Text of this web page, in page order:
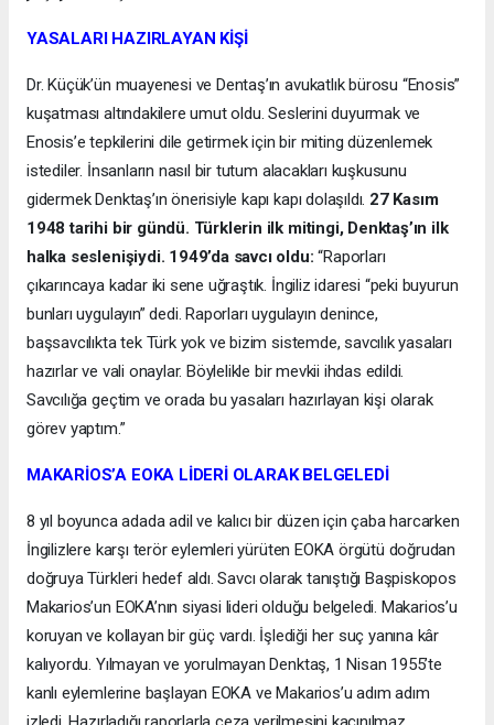
YASALARI HAZIRLAYAN KİŞİ
Dr. Küçük’ün muayenesi ve Dentaş’ın avukatlık bürosu “Enosis”
kuşatması altındakilere umut oldu. Seslerini duyurmak ve
Enosis’e tepkilerini dile getirmek için bir miting düzenlemek
istediler. İnsanların nasıl bir tutum alacakları kuşkusunu
gidermek Denktaş’ın önerisiyle kapı kapı dolaşıldı. 27 Kasım
1948 tarihi bir gündü. Türklerin ilk mitingi, Denktaş’ın ilk
halka seslenişiydi. 1949’da savcı oldu:“Raporları
çıkarıncaya kadar iki sene uğraştık. İngiliz idaresi “peki buyurun
bunları uygulayın” dedi. Raporları uygulayın denince,
başsavcılıkta tek Türk yok ve bizim sistemde, savcılık yasaları
hazırlar ve vali onaylar. Böylelikle bir mevkii ihdas edildi.
Savcılığa geçtim ve orada bu yasaları hazırlayan kişi olarak
görev yaptım.”
MAKARİOS’A EOKA LİDERİ OLARAK BELGELEDİ
8 yıl boyunca adada adil ve kalıcı bir düzen için çaba harcarken
İngilizlere karşı terör eylemleri yürüten EOKA örgütü doğrudan
doğruya Türkleri hedef aldı. Savcı olarak tanıştığı Başpiskopos
Makarios’un EOKA’nın siyasi lideri olduğu belgeledi. Makarios’u
koruyan ve kollayan bir güç vardı. İşlediği her suç yanına kâr
kalıyordu. Yılmayan ve yorulmayan Denktaş, 1 Nisan 1955’te
kanlı eylemlerine başlayan EOKA ve Makarios’u adım adım